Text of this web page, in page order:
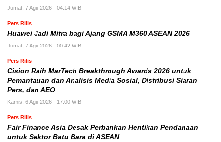
Jumat, 7 Agu 2026 - 04:14 WIB
Pers Rilis
Huawei Jadi Mitra bagi Ajang GSMA M360 ASEAN 2026
Jumat, 7 Agu 2026 - 00:42 WIB
Pers Rilis
Cision Raih MarTech Breakthrough Awards 2026 untuk
Pemantauan dan Analisis Media Sosial, Distribusi Siaran
Pers, dan AEO
Kamis, 6 Agu 2026 - 17:00 WIB
Pers Rilis
Fair Finance Asia Desak Perbankan Hentikan Pendanaan
untuk Sektor Batu Bara di ASEAN